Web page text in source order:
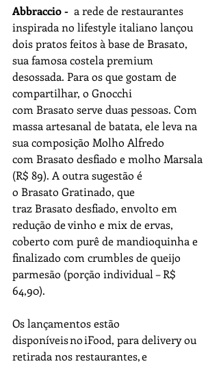
Abbraccio - a rede de restaurantes
inspirada no lifestyle italiano lançou
dois pratos feitos à base de Brasato,
sua famosa costela premium
desossada. Para os que gostam de
compartilhar, o Gnocchi
com Brasato serve duas pessoas. Com
massa artesanal de batata, ele leva na
sua composição Molho Alfredo
com Brasato desfiado e molho Marsala
(R$ 89). A outra sugestão é
o Brasato Gratinado, que
traz Brasato desfiado, envolto em
redução de vinho e mix de ervas,
coberto com purê de mandioquinha e
finalizado com crumbles de queijo
parmesão (porção individual – R$
64,90).
Os lançamentos estão
disponíveis no iFood, para delivery ou
retirada nos restaurantes, e